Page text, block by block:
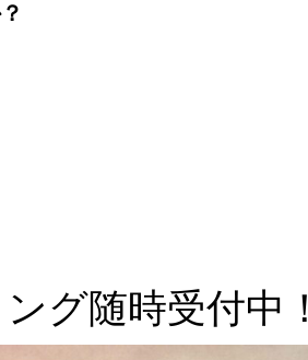
グ随時受付中！